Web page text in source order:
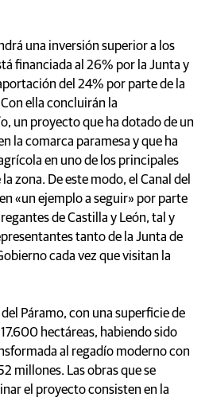
una inversión superior a los
financiada al 26% por la Junta y
del 24% por parte de la
ella concluirán la
un proyecto que ha dotado de un
la comarca paramesa y que ha
en uno de los principales
zona. De este modo, el Canal del
«un ejemplo a seguir» por parte
de Castilla y León, tal y
tanto de la Junta de
cada vez que visitan la
Páramo, con una superficie de
hectáreas, habiendo sido
al regadío moderno con
millones. Las obras que se
el proyecto consisten en la